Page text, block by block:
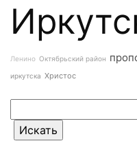
Ленино Октябрьский район
иркутска Христос